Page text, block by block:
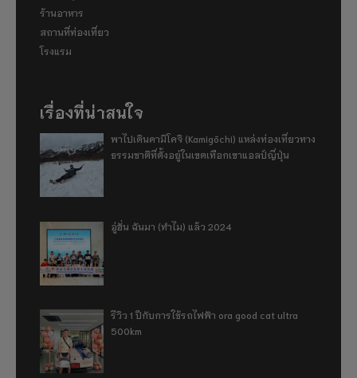
ร้านอาหาร
สถานที่ท่องเที่ยว
โรงแรม
เรื่องที่น่าสนใจ
พาไปเดินคามิโคจิ (Kamigōchi) แหล่งท่องเที่ยวทาง
ธรรมชาติที่ตั้งอยู่ในเขตเทือกเขาแอลป์ญี่ปุ่น
อู่ฮั่น ฉันมา (ทำไม) แล้ว 2024
รีวิว 1 ปีกับการใช้รถไฟฟ้า ora good cat ultra
500km